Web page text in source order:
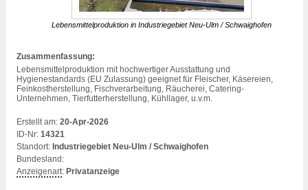
Lebensmittelproduktion in Industriegebiet Neu-Ulm / Schwaighofen
Zusammenfassung:
Lebensmittelproduktion mit hochwertiger Ausstattung und
Hygienestandards (EU Zulassung) geeignet für Fleischer, Käsereien,
Feinkostherstellung, Fischverarbeitung, Räucherei, Catering-
Unternehmen, Tierfutterherstellung, Kühllager, u.v.m.
Erstellt am: 20-Apr-2026
ID-Nr: 14321
Standort: Industriegebiet Neu-Ulm / Schwaighofen
Bundesland:
Anzeigenart: Privatanzeige